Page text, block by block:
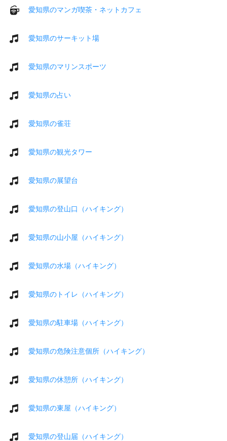
愛知県のマンガ喫茶・ネットカフェ
愛知県のサーキット場
愛知県のマリンスポーツ
愛知県の占い
愛知県の雀荘
愛知県の観光タワー
愛知県の展望台
愛知県の登山口（ハイキング）
愛知県の山小屋（ハイキング）
愛知県の水場（ハイキング）
愛知県のトイレ（ハイキング）
愛知県の駐車場（ハイキング）
愛知県の危険注意個所（ハイキング）
愛知県の休憩所（ハイキング）
愛知県の東屋（ハイキング）
愛知県の登山届（ハイキング）